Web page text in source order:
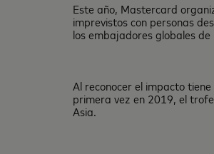
Este año, Mastercard
imprevistos con personas
los embajadores globales
Al reconocer el impacto
primera vez en 2019, el
Asia.